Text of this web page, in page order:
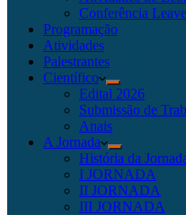
Conferência
Programação
Atividades
Palestrantes
Científico
Edital 2026
Submissão de
Anais
A Jornada
História da
I JORNADA
II JORNADA
III JORNADA